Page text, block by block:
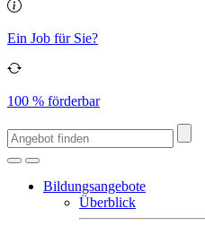
Ein Job für Sie?
100 % förderbar
Bildungsangebote
Überblick